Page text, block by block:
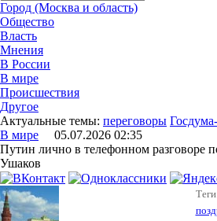
Город (Москва и область)
Общество
Власть
Мнения
В России
В мире
Происшествия
Другое
Актуальные темы: переговоры
В мире 05.07.2026 02:35
Путин лично в телефонном разговоре
Ушаков